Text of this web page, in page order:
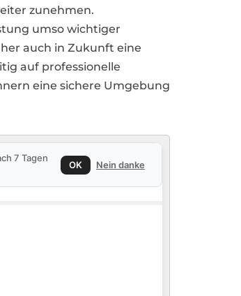
zunehmen.
umso wichtiger
auch in Zukunft eine
auf professionelle
eine sichere Umgebung
7 Tagen
OK Nein danke